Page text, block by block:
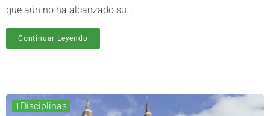
que aún no ha alcanzado su...
Continuar Leyendo
+Disciplinas